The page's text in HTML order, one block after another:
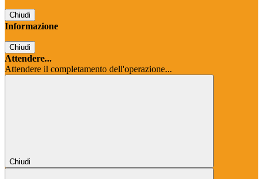
Chiudi
Informazione
Chiudi
Attendere...
Attendere il completamento dell'operazione...
Chiudi